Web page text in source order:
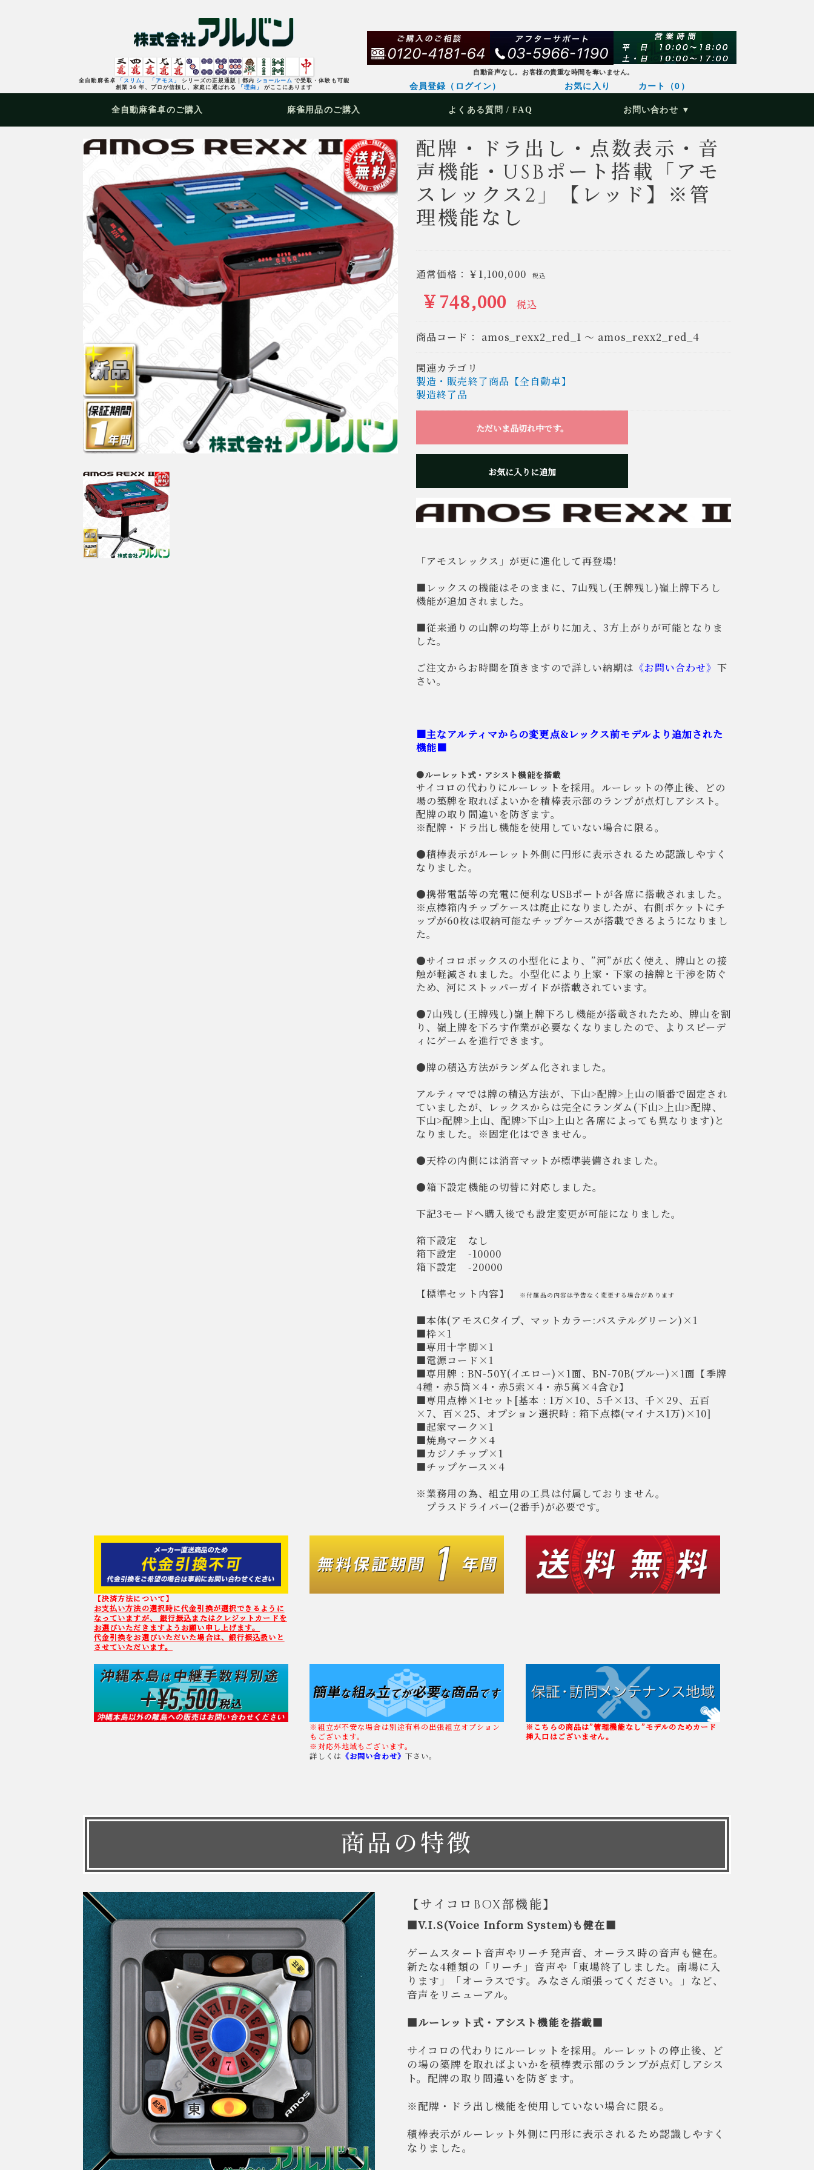
全自動麻雀卓 「スリム」 「アモス」 シリーズの正規通販｜都内 ショールーム で受取・体験も可能
創業 36 年、プロが信頼し、家庭に選ばれる 「理由」 がここにあります
自動音声なし。お客様の貴重な時間を奪いません。
会員登録（ログイン） お気に入り カート（0）
全自動麻雀卓のご購入 麻雀用品のご購入 よくある質問 / FAQ お問い合わせ ▼
配牌・ドラ出し・点数表示・音
声機能・USBポート搭載「アモ
スレックス2」【レッド】※管
理機能なし
通常価格： ￥1,100,000 税込
￥748,000 税込
商品コード： amos_rexx2_red_1 ～ amos_rexx2_red_4
関連カテゴリ
製造・販売終了商品【全自動卓】
製造終了品
ただいま品切れ中です。
お気に入りに追加
「アモスレックス」が更に進化して再登場!
■レックスの機能はそのままに、7山残し(王牌残し)嶺上牌下ろし
機能が追加されました。
■従来通りの山牌の均等上がりに加え、3方上がりが可能となりま
した。
ご注文からお時間を頂きますので詳しい納期は 《お問い合わせ》 下
さい。
■主なアルティマからの変更点&レックス前モデルより追加された
機能■
●ルーレット式・アシスト機能を搭載
サイコロの代わりにルーレットを採用。ルーレットの停止後、どの
場の築牌を取ればよいかを積棒表示部のランプが点灯しアシスト。
配牌の取り間違いを防ぎます。
※配牌・ドラ出し機能を使用していない場合に限る。
●積棒表示がルーレット外側に円形に表示されるため認識しやすく
なりました。
●携帯電話等の充電に便利なUSBポートが各席に搭載されました。
※点棒箱内チップケースは廃止になりましたが、右側ポケットにチ
ップが60枚は収納可能なチップケースが搭載できるようになりまし
た。
●サイコロボックスの小型化により、”河”が広く使え、牌山との接
触が軽減されました。小型化により上家・下家の捨牌と干渉を防ぐ
ため、河にストッパーガイドが搭載されています。
●7山残し(王牌残し)嶺上牌下ろし機能が搭載されたため、牌山を割
り、嶺上牌を下ろす作業が必要なくなりましたので、よりスピーデ
ィにゲームを進行できます。
●牌の積込方法がランダム化されました。
アルティマでは牌の積込方法が、下山>配牌>上山の順番で固定され
ていましたが、レックスからは完全にランダム(下山>上山>配牌、
下山>配牌>上山、配牌>下山>上山と各席によっても異なります)と
なりました。※固定化はできません。
●天枠の内側には消音マットが標準装備されました。
●箱下設定機能の切替に対応しました。
下記3モードへ購入後でも設定変更が可能になりました。
箱下設定 なし
箱下設定 -10000
箱下設定 -20000
【標準セット内容】
※付属品の内容は予告なく変更する場合があります
■本体(アモスCタイプ、マットカラー:パステルグリーン)×1
■枠×1
■専用十字脚×1
■電源コード×1
■専用牌 : BN-50Y(イエロー)×1面、BN-70B(ブルー)×1面【季牌
4種・赤5筒×4・赤5索×4・赤5萬×4含む】
■専用点棒×1セット[基本 : 1万×10、5千×13、千×29、五百
×7、百×25、オプション選択時 : 箱下点棒(マイナス1万)×10]
■起家マーク×1
■焼鳥マーク×4
■カジノチップ×1
■チップケース×4
※業務用の為、組立用の工具は付属しておりません。
プラスドライバー(2番手)が必要です。
【決済方法について】
お支払い方法の選択時に代金引換が選択できるように
なっていますが、 銀行振込またはクレジットカードを
お選びいただきますようお願い申し上げます。
代金引換をお選びいただいた場合は、銀行振込扱いと
させていただいます。
※組立が不安な場合は別途有料の出張組立オプション
もございます。
※対応外地域もございます。
詳しくは 《お問い合わせ》 下さい。
※こちらの商品は”管理機能なし”モデルのためカード
挿入口はございません。
商品の特徴
【サイコロBOX部機能】
■V.I.S(Voice Inform System)も健在■
ゲームスタート音声やリーチ発声音、オーラス時の音声も健在。
新たな4種類の「リーチ」音声や「東場終了しました。南場に入
ります」「オーラスです。みなさん頑張ってください。」など、
音声をリニューアル。
■ルーレット式・アシスト機能を搭載■
サイコロの代わりにルーレットを採用。ルーレットの停止後、ど
の場の築牌を取ればよいかを積棒表示部のランプが点灯しアシス
ト。配牌の取り間違いを防ぎます。
※配牌・ドラ出し機能を使用していない場合に限る。
積棒表示がルーレット外側に円形に表示されるため認識しやすく
なりました。